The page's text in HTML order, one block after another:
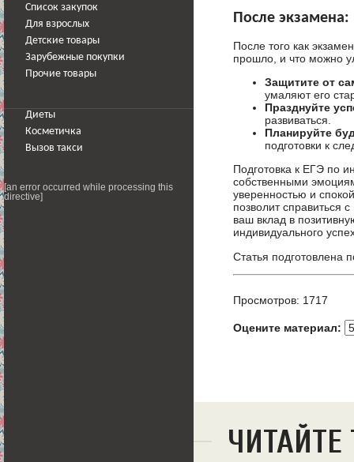
Список закупок
Для взрослых
Детские товары
Зарубежные покупки
Прочие товары
Диеты
Косметичка
Вызов такси
[an error occurred while processing this
directive]
После
После того как
прошло, и что можно
Защитите от
умаляют его
Празднуйте
развиваться.
Планируйте
подготовки к
Подготовка к ЕГЭ по
собственными
уверенностью и
позволит справиться
ваш вклад в
индивидуального
Статья подготовлена
Просмотров: 1717
Оцените материал: